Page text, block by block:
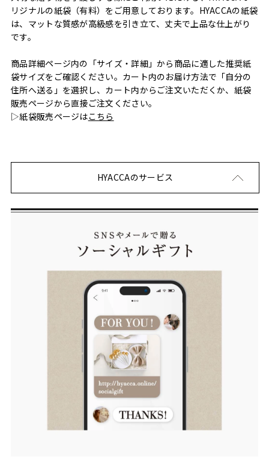
リジナルの紙袋（有料）をご用意しております。HYACCAの紙袋
は、マットな質感が高級感を引き立て、丈夫で上品な仕上がり
です。
商品詳細ページ内の「サイズ・詳細」から商品に適した推奨紙
袋サイズをご確認ください。カート内のお届け方法で「自分の
住所へ送る」を選択し、カート内からご注文いただくか、紙袋
販売ページから直接ご注文ください。
▷紙袋販売ページはこちら
HYACCAのサービス